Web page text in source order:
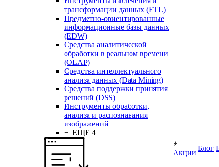
трансформации данных (ETL)
Предметно-ориентированные
информационные базы данных
(EDW)
Средства аналитической
обработки в реальном времени
(OLAP)
Средства интеллектуального
анализа данных (Data Mining)
Средства поддержки принятия
решений (DSS)
Инструменты обработки,
анализа и распознавания
изображений
+ ЕЩЕ 4
Акции
Блог